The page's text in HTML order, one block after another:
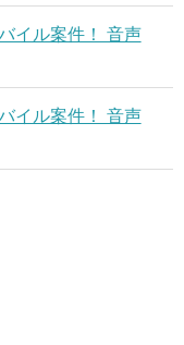
イル案件！ 音声
イル案件！ 音声